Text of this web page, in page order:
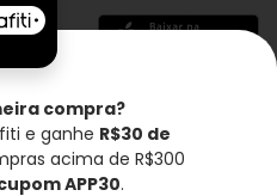
grátis Entrega rápida
compra?
e ganhe R$30 de
acima de R$300
APP30.